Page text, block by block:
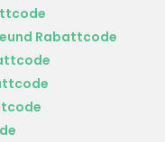
Rabattcode